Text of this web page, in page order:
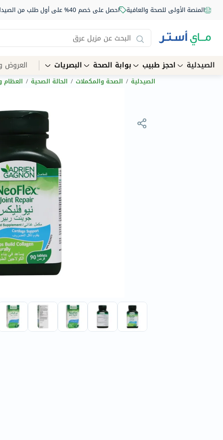
المنصة الأولى للصحة والعافية احصل على خصم 40% على أول طلب من الصيدلية أونلاين استخدم الكود: NEW40
الصيدلية احجز طبيب بوابة الصحة البصريات العروض
الصيدلية / الصحة والمكملات / الحالة الصحية / العظام